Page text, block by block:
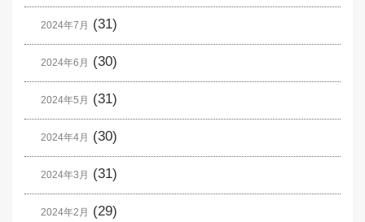
2024年7月 (31)
2024年6月 (30)
2024年5月 (31)
2024年4月 (30)
2024年3月 (31)
2024年2月 (29)